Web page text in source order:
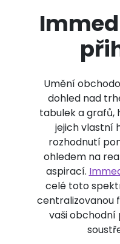
Umění
dohled nad
tabulek a grafů,
jejich vlastní
rozhodnutí
ohledem na
aspirací.
celé toto
centralizovanou
vaši obchodní